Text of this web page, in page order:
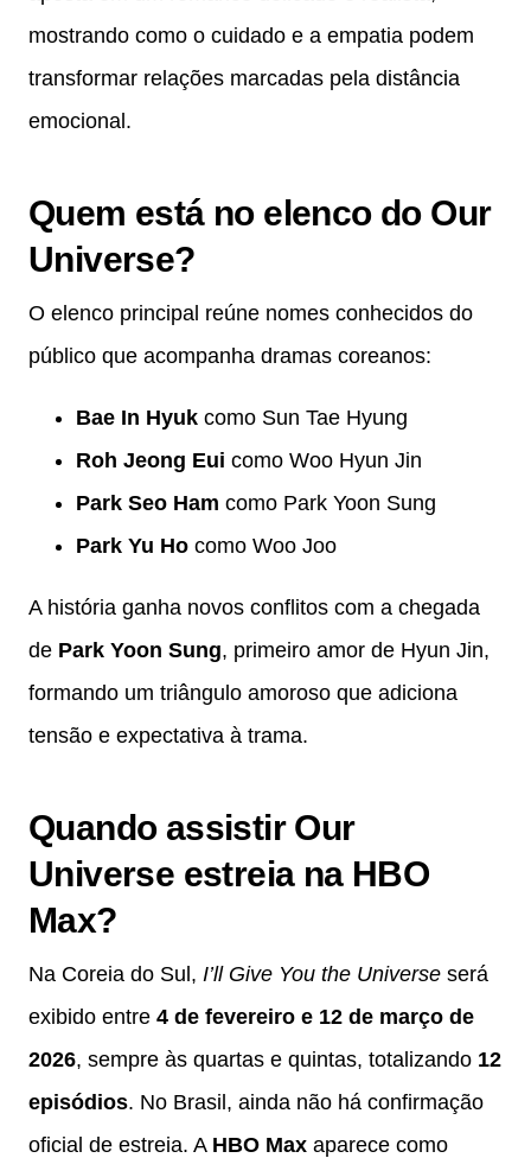
mostrando como o cuidado e a empatia podem
transformar relações marcadas pela distância
emocional.
Quem está no elenco do Our
Universe?
O elenco principal reúne nomes conhecidos do
público que acompanha dramas coreanos:
Bae In Hyuk como Sun Tae Hyung
Roh Jeong Eui como Woo Hyun Jin
Park Seo Ham como Park Yoon Sung
Park Yu Ho como Woo Joo
A história ganha novos conflitos com a chegada
de Park Yoon Sung, primeiro amor de Hyun Jin,
formando um triângulo amoroso que adiciona
tensão e expectativa à trama.
Quando assistir Our
Universe estreia na HBO
Max?
Na Coreia do Sul, I’ll Give You the Universe será
exibido entre 4 de fevereiro e 12 de março de
2026, sempre às quartas e quintas, totalizando 12
episódios. No Brasil, ainda não há confirmação
oficial de estreia. A HBO Max aparece como